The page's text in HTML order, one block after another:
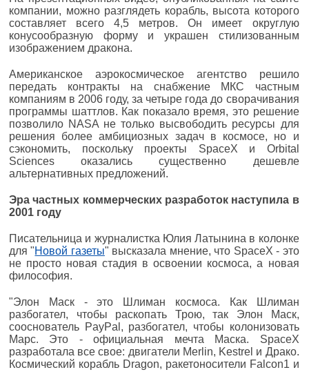
компании, можно разглядеть корабль, высота которого
составляет всего 4,5 метров. Он имеет округлую
конусообразную форму и украшен стилизованным
изображением дракона.
Американское аэрокосмическое агентство решило
передать контракты на снабжение МКС частным
компаниям в 2006 году, за четыре года до сворачивания
программы шаттлов. Как показало время, это решение
позволило NASA не только высвободить ресурсы для
решения более амбициозных задач в космосе, но и
сэкономить, поскольку проекты SpaceX и Оrbital
Sciences оказались существенно дешевле
альтернативных предложений.
Эра частных коммерческих разработок наступила в
2001 году
Писательница и журналистка Юлия Латынина в колонке
для "Новой газеты" высказала мнение, что SpaceX - это
не просто новая стадия в освоении космоса, а новая
философия.
"Элон Маск - это Шлиман космоса. Как Шлиман
разбогател, чтобы раскопать Трою, так Элон Маск,
сооснователь PayPal, разбогател, чтобы колонизовать
Марс. Это - официальная мечта Маска. SpaceX
разработала все свое: двигатели Merlin, Kestrel и Драко.
Космический корабль Dragon, ракетоносители Falcon1 и